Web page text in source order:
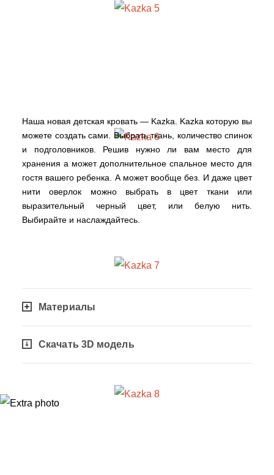
Наша новая детская кровать — Kazka. Kazka которую вы
можете создать сами. Выбрать ткань, количество спинок
и подголовников. Решив нужно ли вам место для
хранения а может дополнительное спальное место для
гостя вашего ребенка. А может вообще без. И даже цвет
нити оверлок можно выбрать в цвет ткани или
выразительный черный цвет, или белую нить.
Выбирайте и наслаждайтесь.
Материалы
Скачать 3D модель